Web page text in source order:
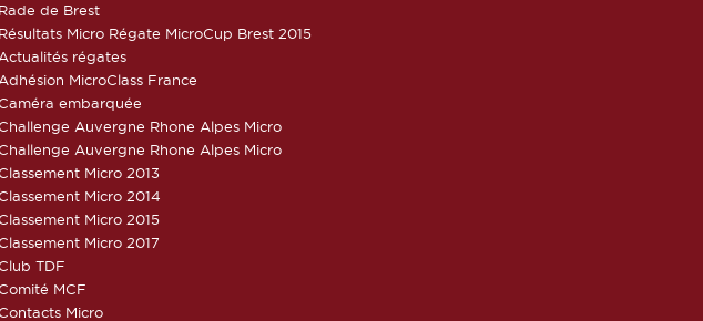
Rade de Brest
Résultats Micro Régate MicroCup Brest 2015
Actualités régates
Adhésion MicroClass France
Caméra embarquée
Challenge Auvergne Rhone Alpes Micro
Challenge Auvergne Rhone Alpes Micro
Classement Micro 2013
Classement Micro 2014
Classement Micro 2015
Classement Micro 2017
Club TDF
Comité MCF
Contacts Micro